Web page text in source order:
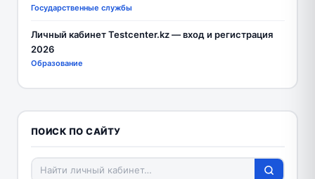
Государственные службы
Личный кабинет Testcenter.kz — вход и регистрация
2026
Образование
ПОИСК ПО САЙТУ